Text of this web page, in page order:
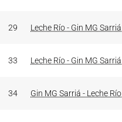
29 Leche Río - Gin MG Sarriá
33 Leche Río - Gin MG Sarriá
34 Gin MG Sarriá - Leche Río